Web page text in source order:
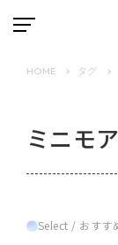
HOME タグ
ミニモ
Select / おすす